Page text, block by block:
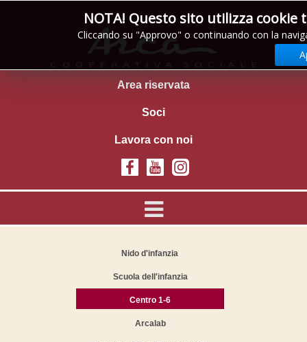
Area riservata
Soci
Lavora con noi
Nido d'infanzia
Scuola dell'infanzia
Centro 1-6
Arcalab
NOTA! Questo sito utilizza
Cliccando su "Approvo" o continuando con la